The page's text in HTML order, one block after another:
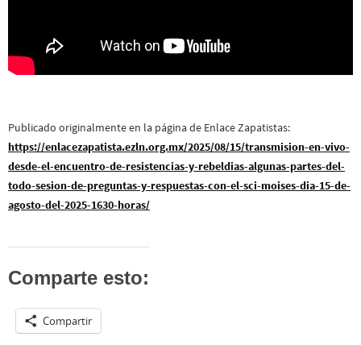
Publicado originalmente en la página de Enlace Zapatistas:
https://enlacezapatista.ezln.org.mx/2025/08/15/transmision-en-vivo-
desde-el-encuentro-de-resistencias-y-rebeldias-algunas-partes-del-
todo-sesion-de-preguntas-y-respuestas-con-el-sci-moises-dia-15-de-
agosto-del-2025-1630-horas/
Comparte esto:
Compartir